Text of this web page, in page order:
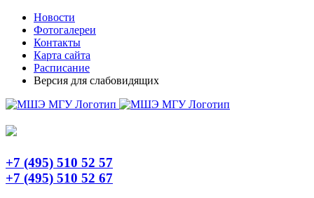
Skip
content
TelegramНовости
Фотогалереи
Контакты
Карта сайта
Расписание
Версия для слабовидящих
+7 (495) 510 52 57
+7 (495) 510 52 67